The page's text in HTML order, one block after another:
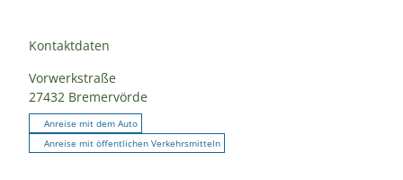
Kontaktdaten
Vorwerkstraße
27432 Bremervörde
Anreise mit dem Auto
Anreise mit öffentlichen Verkehrsmitteln